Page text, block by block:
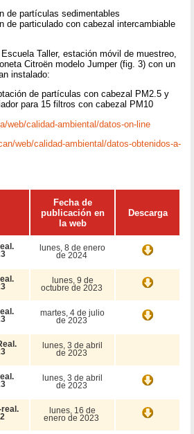
de partículas sedimentables
de particulado con cabezal intercambiable
Taller, estación móvil de muestreo,
Citroën modelo Jumper (fig. 3) con un
instalado:
de partículas con cabezal PM2.5 y
para 15 filtros con cabezal PM10
web/calidad-ambiental/datos-on-line
web/calidad-ambiental/datos-obtenidos-a-
Fecha de
publicación en
la web
Descarga
lunes, 8 de enero
de 2024
lunes, 9 de
octubre de 2023
martes, 4 de julio
de 2023
lunes, 3 de abril
de 2023
lunes, 3 de abril
de 2023
real. lunes, 16 de
enero de 2023